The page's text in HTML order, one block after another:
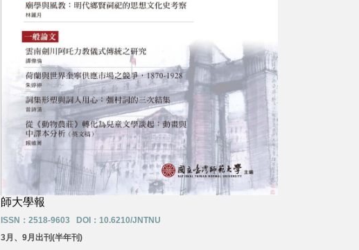
師大學報
ISSN：2518-9603 DOI：10.6210/JNTNU
3月、9月出刊(半年刊)